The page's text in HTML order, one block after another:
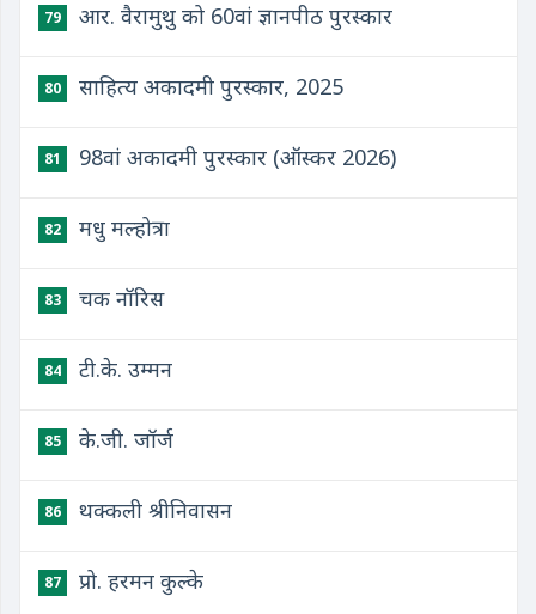
79 आर. वैरामुथु को 60वां ज्ञानपीठ पुरस्कार
80 साहित्य अकादमी पुरस्कार, 2025
81 98वां अकादमी पुरस्कार (ऑस्कर 2026)
82 मधु मल्होत्रा
83 चक नॉरिस
84 टी.के. उम्मन
85 के.जी. जॉर्ज
86 थक्कली श्रीनिवासन
87 प्रो. हरमन कुल्के